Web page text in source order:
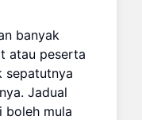
banyak
atau peserta
sepatutnya
Jadual
boleh mula